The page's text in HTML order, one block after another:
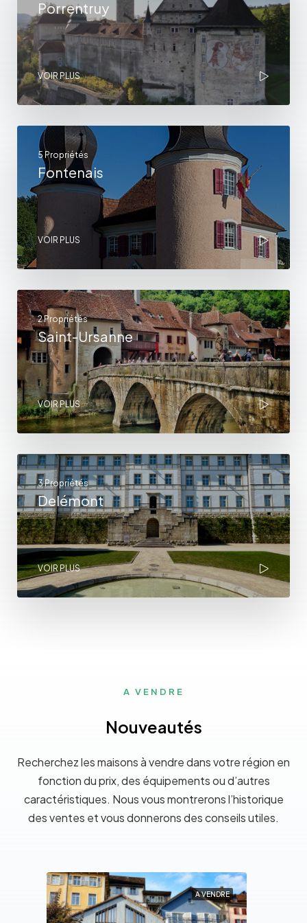
Porrentruy
VOIR PLUS
5 Propriétés
Fontenais
VOIR PLUS
2 Propriétés
Saint-Ursanne
VOIR PLUS
3 Propriétés
Delémont
VOIR PLUS
A VENDRE
Nouveautés
Recherchez les maisons à vendre dans votre région en
fonction du prix, des équipements ou d’autres
caractéristiques. Nous vous montrerons l’historique
des ventes et vous donnerons des conseils utiles.
A VENDRE